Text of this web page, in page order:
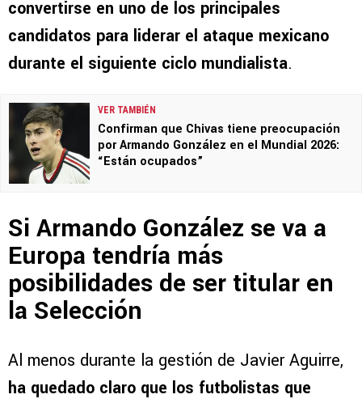
convertirse en uno de los principales
candidatos para liderar el ataque mexicano
durante el siguiente ciclo mundialista.
VER TAMBIÉN
Confirman que Chivas tiene preocupación
por Armando González en el Mundial 2026:
“Están ocupados”
Si Armando González se va a
Europa tendría más
posibilidades de ser titular en
la Selección
Al menos durante la gestión de Javier Aguirre,
ha quedado claro que los futbolistas que